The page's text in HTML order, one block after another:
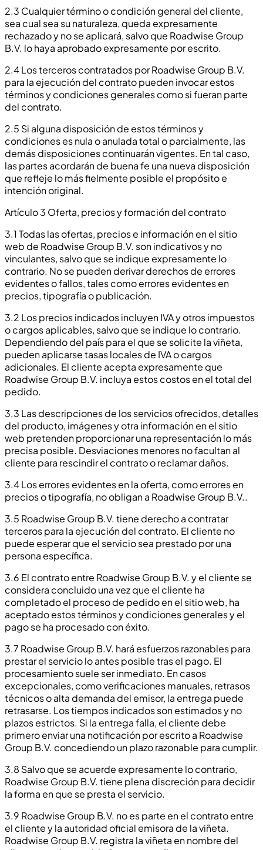
2.3 Cualquier término o condición general del cliente,
sea cual sea su naturaleza, queda expresamente
rechazado y no se aplicará, salvo que Roadwise Group
B.V. lo haya aprobado expresamente por escrito.
2.4 Los terceros contratados por Roadwise Group B.V.
para la ejecución del contrato pueden invocar estos
términos y condiciones generales como si fueran parte
del contrato.
2.5 Si alguna disposición de estos términos y
condiciones es nula o anulada total o parcialmente, las
demás disposiciones continuarán vigentes. En tal caso,
las partes acordarán de buena fe una nueva disposición
que refleje lo más fielmente posible el propósito e
intención original.
Artículo 3 Oferta, precios y formación del contrato
3.1 Todas las ofertas, precios e información en el sitio
web de Roadwise Group B.V. son indicativos y no
vinculantes, salvo que se indique expresamente lo
contrario. No se pueden derivar derechos de errores
evidentes o fallos, tales como errores evidentes en
precios, tipografía o publicación.
3.2 Los precios indicados incluyen IVA y otros impuestos
o cargos aplicables, salvo que se indique lo contrario.
Dependiendo del país para el que se solicite la viñeta,
pueden aplicarse tasas locales de IVA o cargos
adicionales. El cliente acepta expresamente que
Roadwise Group B.V. incluya estos costos en el total del
pedido.
3.3 Las descripciones de los servicios ofrecidos, detalles
del producto, imágenes y otra información en el sitio
web pretenden proporcionar una representación lo más
precisa posible. Desviaciones menores no facultan al
cliente para rescindir el contrato o reclamar daños.
3.4 Los errores evidentes en la oferta, como errores en
precios o tipografía, no obligan a Roadwise Group B.V..
3.5 Roadwise Group B.V. tiene derecho a contratar
terceros para la ejecución del contrato. El cliente no
puede esperar que el servicio sea prestado por una
persona específica.
3.6 El contrato entre Roadwise Group B.V. y el cliente se
considera concluido una vez que el cliente ha
completado el proceso de pedido en el sitio web, ha
aceptado estos términos y condiciones generales y el
pago se ha procesado con éxito.
3.7 Roadwise Group B.V. hará esfuerzos razonables para
prestar el servicio lo antes posible tras el pago. El
procesamiento suele ser inmediato. En casos
excepcionales, como verificaciones manuales, retrasos
técnicos o alta demanda del emisor, la entrega puede
retrasarse. Los tiempos indicados son estimados y no
plazos estrictos. Si la entrega falla, el cliente debe
primero enviar una notificación por escrito a Roadwise
Group B.V. concediendo un plazo razonable para cumplir.
3.8 Salvo que se acuerde expresamente lo contrario,
Roadwise Group B.V. tiene plena discreción para decidir
la forma en que se presta el servicio.
3.9 Roadwise Group B.V. no es parte en el contrato entre
el cliente y la autoridad oficial emisora de la viñeta.
Roadwise Group B.V. registra la viñeta en nombre del